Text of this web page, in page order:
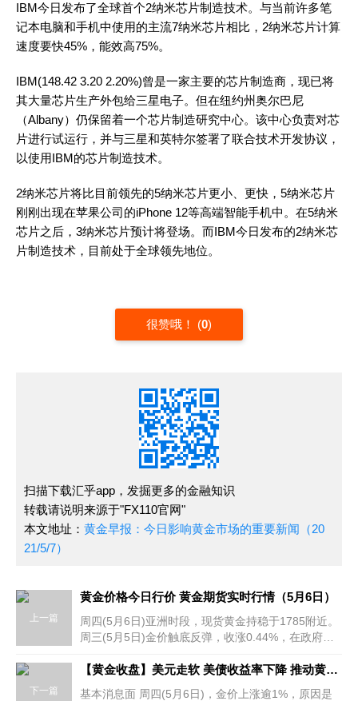
IBM今日发布了全球首个2纳米芯片制造技术。与当前许多笔
记本电脑和手机中使用的主流7纳米芯片相比，2纳米芯片计算
速度要快45%，能效高75%。
IBM(148.42 3.20 2.20%)曾是一家主要的芯片制造商，现已将
其大量芯片生产外包给三星电子。但在纽约州奥尔巴尼
（Albany）仍保留着一个芯片制造研究中心。该中心负责对芯
片进行试运行，并与三星和英特尔签署了联合技术开发协议，
以使用IBM的芯片制造技术。
2纳米芯片将比目前领先的5纳米芯片更小、更快，5纳米芯片
刚刚出现在苹果公司的iPhone 12等高端智能手机中。在5纳米
芯片之后，3纳米芯片预计将登场。而IBM今日发布的2纳米芯
片制造技术，目前处于全球领先地位。
很赞哦！ (0)
扫描下载汇乎app，发掘更多的金融知识
转载请说明来源于"FX110官网"
本文地址： 黄金早报：今日影响黄金市场的重要新闻（20
21/5/7）
上一篇
黄金价格今日行价 黄金期货实时行情（5月6日）
周四(5月6日)亚洲时段，现货黄金持稳于1785附近。
周三(5月5日)金价触底反弹，收涨0.44%，在政府推
之际，美联储官员继续淡化通货
下一篇
【黄金收盘】美元走软 美债收益率下降 推动黄金突破1800美元
基本消息面 周四(5月6日)，金价上涨逾1%，原因是